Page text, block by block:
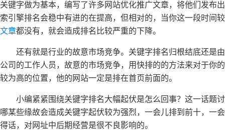
关键字做为基本，编写了许多网站优化推广文章，将他们发布
索引擎排名会稳中有进的在提高，但相对的，当你这一段时间
文章都没有，就会造成排名比较严重的下降。
还有就是行业的故意市场竞争。关键字排名归根结底还是
公司的工作人员，故意的市场竞争，用快排的的方法来对于你
较为高的位置，他的网站一定是排在首页前面的。
小编紧紧围绕关键字排名大幅起伏是怎么回事？这一话题
哪某些缘故会造成关键字起伏较为强烈，一会儿排到前十，一
得话，对网址中后期经营是很不良影响的。